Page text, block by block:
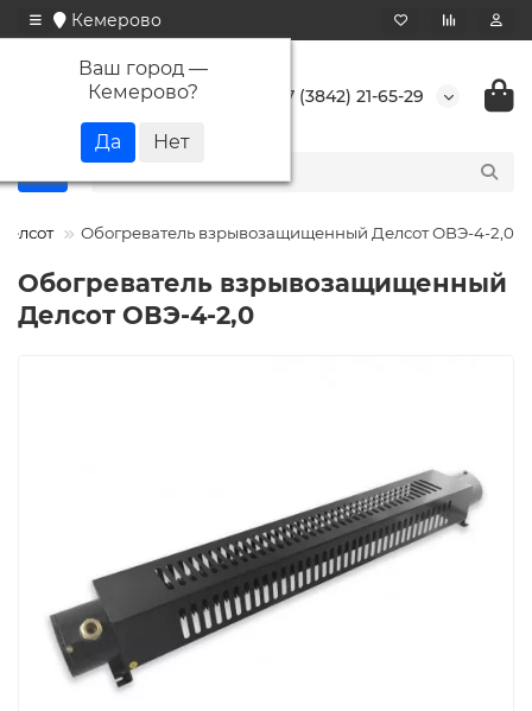
Кемерово
Ваш город —
Кемерово? +7 (3842) 21-65-29
Обогреватель взрывозащищенный Делсот ОВЭ-4-2,0
Обогреватель взрывозащищенный
Делсот ОВЭ-4-2,0